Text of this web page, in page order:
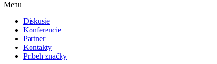
Menu
Diskusie
Konferencie
Partneri
Kontakty
Príbeh značky